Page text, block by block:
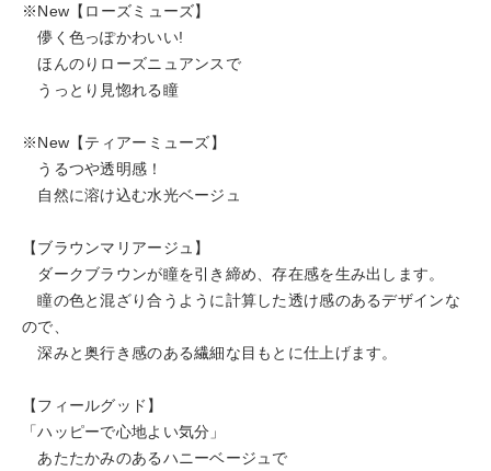
※New【ローズミューズ】
儚く色っぽかわいい!
ほんのりローズニュアンスで
うっとり見惚れる瞳
※New【ティアーミューズ】
うるつや透明感！
自然に溶け込む水光ベージュ
【ブラウンマリアージュ】
ダークブラウンが瞳を引き締め、存在感を生み出します。
瞳の色と混ざり合うように計算した透け感のあるデザインな
ので、
深みと奥行き感のある繊細な目もとに仕上げます。
【フィールグッド】
「ハッピーで心地よい気分」
あたたかみのあるハニーベージュで